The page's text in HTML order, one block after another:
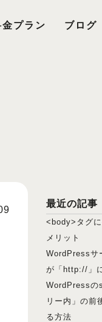
金プラン ブログ
最近の記事
<body>タグ
メリット
WordPressサ
が「http://」
WordPressの
リー内」の前
る方法